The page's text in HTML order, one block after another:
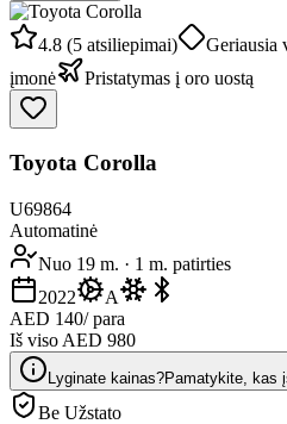
4.8 (5 atsiliepimai) Geriausia
įmonė
Pristatymas į oro uostą
Toyota Corolla
U69864
Automatinė
Nuo 19 m. · 1 m. patirties
2022
A
AED 140/ para
Iš viso AED 980
Lyginate kainas?Pamatykite, kas
Be Užstato